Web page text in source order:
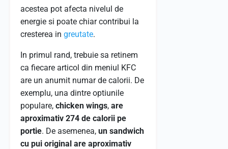
acestea pot afecta nivelul de
energie si poate chiar contribui la
cresterea in greutate.
In primul rand, trebuie sa retinem
ca fiecare articol din meniul KFC
are un anumit numar de calorii. De
exemplu, una dintre optiunile
populare, chicken wings, are
aproximativ 274 de calorii pe
portie. De asemenea, un sandwich
cu pui original are aproximativ